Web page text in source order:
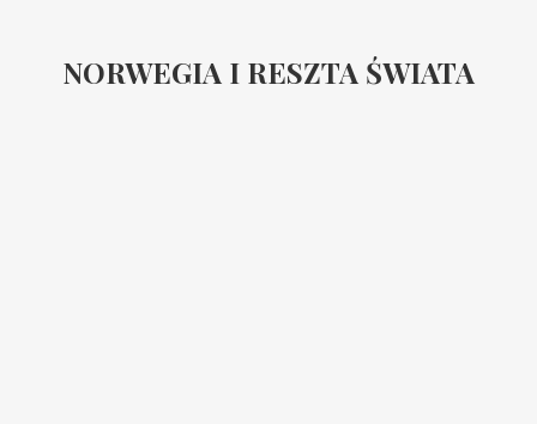
NORWEGIA I RESZTA ŚWIATA